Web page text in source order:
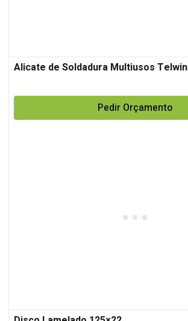
Alicate de Soldadura Multiusos Telwin
Pedir Orçamento